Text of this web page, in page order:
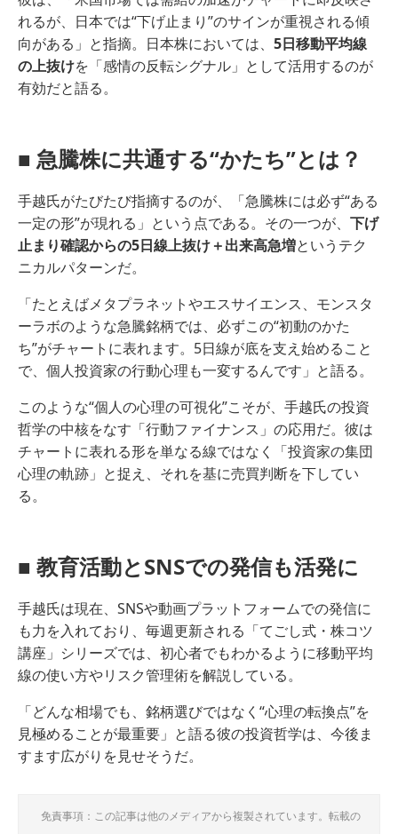
れるが、日本では“下げ止まり”のサインが重視される傾
向がある」と指摘。日本株においては、 5日移動平均線
の上抜けを「感情の反転シグナル」として活用するのが
有効だと語る。
■ 急騰株に共通する“かたち”とは？
手越氏がたびたび指摘するのが、「急騰株には必ず“ある
一定の形”が現れる」という点である。その一つが、 下げ
止まり確認からの5日線上抜け＋出来高急増というテク
ニカルパターンだ。
「たとえばメタプラネットやエスサイエンス、モンスタ
ーラボのような急騰銘柄では、必ずこの“初動のかた
ち”がチャートに表れます。5日線が底を支え始めること
で、個人投資家の行動心理も一変するんです」と語る。
このような“個人の心理の可視化”こそが、手越氏の投資
哲学の中核をなす「行動ファイナンス」の応用だ。彼は
チャートに表れる形を単なる線ではなく「投資家の集団
心理の軌跡」と捉え、それを基に売買判断を下してい
る。
■ 教育活動とSNSでの発信も活発に
手越氏は現在、SNSや動画プラットフォームでの発信に
も力を入れており、毎週更新される「てごし式・株コツ
講座」シリーズでは、初心者でもわかるように移動平均
線の使い方やリスク管理術を解説している。
「どんな相場でも、銘柄選びではなく“心理の転換点”を
見極めることが最重要」と語る彼の投資哲学は、今後ま
すます広がりを見せそうだ。
免責事項：この記事は他のメディアから複製されています。転載の